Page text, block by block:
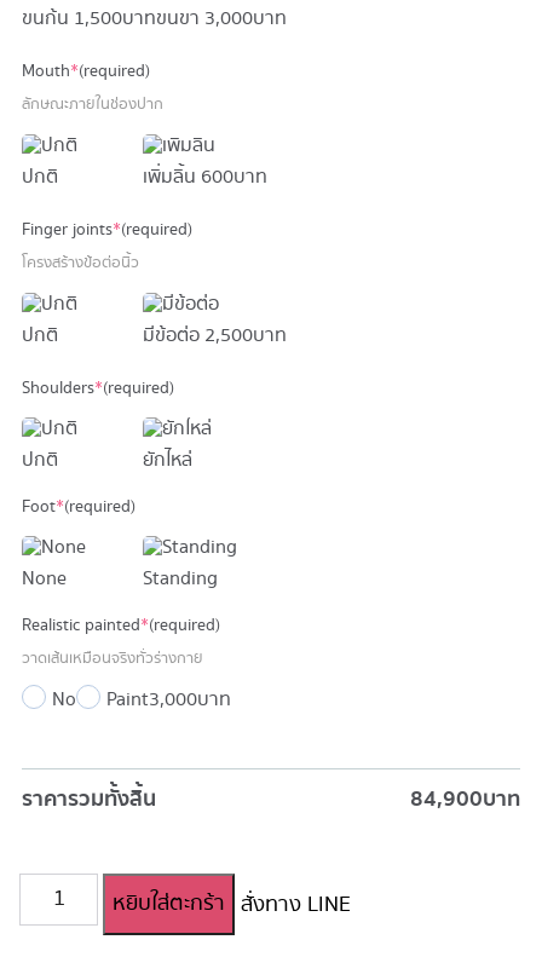
ขนก้น 1,500 บาทขนขา 3,000 บาท
Mouth*(required)
ลักษณะภายในช่องปาก
ปกติ เพิ่มลิ้น 600 บาท
Finger joints*(required)
โครงสร้างข้อต่อนิ้ว
ปกติ มีข้อต่อ 2,500 บาท
Shoulders*(required)
ปกติ ยักไหล่
Foot*(required)
None Standing
Realistic painted*(required)
วาดเส้นเหมือนจริงทั่วร่างกาย
No Paint3,000 บาท
ราคารวมทั้งสิ้น 84,900บาท
จำนวน
ตุ๊กตา
หยิบใส่ตะกร้า สั่งทาง LINE